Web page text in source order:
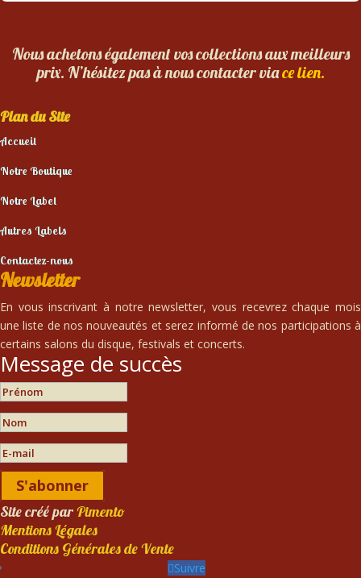
Nous achetons également vos collections aux meilleurs
prix. N’hésitez pas à nous contacter viace lien.
Plan du Site
Accueil
Notre Boutique
Notre Label
Autres Labels
Contactez-nous
Newsletter
En vous inscrivant à notre newsletter, vous recevrez chaque mois
une liste de nos nouveautés et serez informé de nos participations à
certains salons du disque, festivals et concerts.
Message de succès
S'abonner
Site créé parPimento
Mentions Légales
Conditions Générales de Vente
Suivre